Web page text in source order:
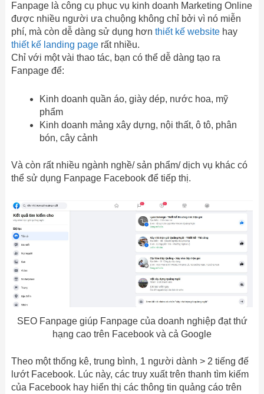
Fanpage là công cụ phục vụ kinh doanh Marketing Online
được nhiều người ưa chuộng không chỉ bởi vì nó miễn
phí, mà còn dễ dàng sử dụng hơn thiết kế websitehay
thiết kế landing pagerất nhiều.
Chỉ với một vài thao tác, bạn có thể dễ dàng tạo ra
Fanpage để:
Kinh doanh quần áo, giày dép, nước hoa, mỹ
phẩm
Kinh doanh mảng xây dựng, nội thất, ô tô, phân
bón, cây cảnh
Và còn rất nhiều ngành nghề/ sản phẩm/ dịch vụ khác có
thể sử dụng Fanpage Facebook để tiếp thị.
SEO Fanpage giúp Fanpage của doanh nghiệp đạt thứ
hạng cao trên Facebook và cả Google
Theo một thống kê, trung bình, 1 người dành > 2 tiếng đế
lướt Facebook. Lúc này, các truy xuất trên thanh tìm kiếm
của Facebook hay hiển thị các thông tin quảng cáo trên